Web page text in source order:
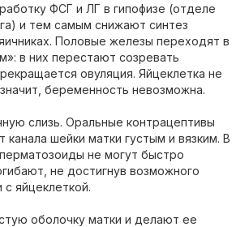
ФСГ и ЛГ в гипофизе (отделе
и тем самым снижают синтез
Половые железы переходят в
в них перестают созревать
овуляция. Яйцеклетка не
беременность невозможна.
слизь. Оральные контрацептивы
канала шейки матки густым и вязким. В
не могут быстро
не достигнув возможного
яйцеклеткой.
оболочку матки и делают ее